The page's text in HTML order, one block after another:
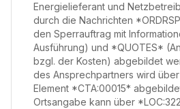
Energielieferant und
durch die Nachrichten
den Sperrauftrag mit
Ausführung) und *QUOTES*
bzgl. der Kosten) abgebildet
des Ansprechpartners wird über
Element *CTA:00015*
Ortsangabe kann über